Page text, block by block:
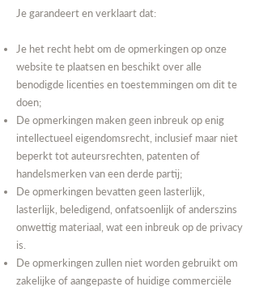
Je garandeert en verklaart dat:
Je het recht hebt om de opmerkingen op onze
website te plaatsen en beschikt over alle
benodigde licenties en toestemmingen om dit te
doen;
De opmerkingen maken geen inbreuk op enig
intellectueel eigendomsrecht, inclusief maar niet
beperkt tot auteursrechten, patenten of
handelsmerken van een derde partij;
De opmerkingen bevatten geen lasterlijk,
lasterlijk, beledigend, onfatsoenlijk of anderszins
onwettig materiaal, wat een inbreuk op de privacy
is.
De opmerkingen zullen niet worden gebruikt om
zakelijke of aangepaste of huidige commerciële